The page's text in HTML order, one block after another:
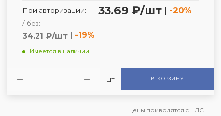
При авторизации: 33.69 ₽/шт | -20%
/ без:
34.21 ₽/шт | -19%
Имеется в наличии
шт В КОРЗИНУ
Цены приводятся с НДС